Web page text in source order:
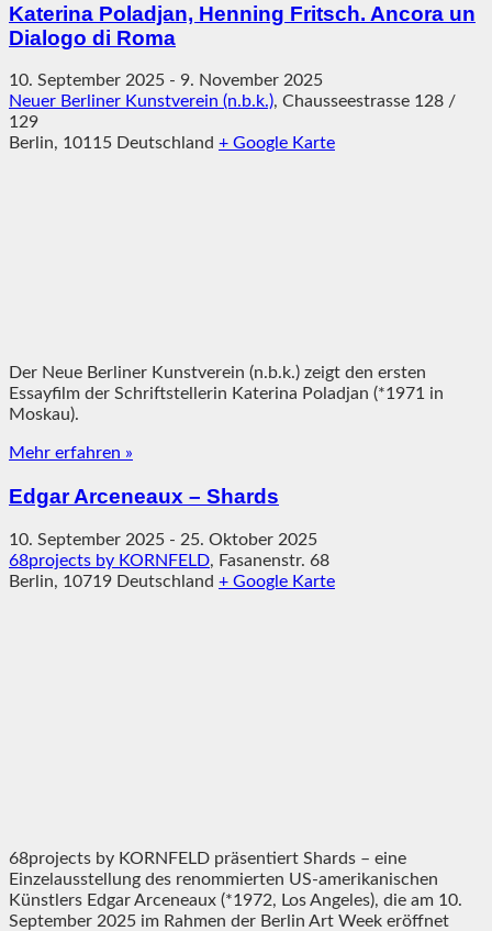
Katerina Poladjan, Henning Fritsch. Ancora un
Dialogo di Roma
10. September 2025 - 9. November 2025
Neuer Berliner Kunstverein (n.b.k.), Chausseestrasse 128 /
129
Berlin, 10115 Deutschland + Google Karte
Der Neue Berliner Kunstverein (n.b.k.) zeigt den ersten
Essayfilm der Schriftstellerin Katerina Poladjan (*1971 in
Moskau).
Mehr erfahren »
Edgar Arceneaux – Shards
10. September 2025 - 25. Oktober 2025
68projects by KORNFELD, Fasanenstr. 68
Berlin, 10719 Deutschland + Google Karte
68projects by KORNFELD präsentiert Shards – eine
Einzelausstellung des renommierten US-amerikanischen
Künstlers Edgar Arceneaux (*1972, Los Angeles), die am 10.
September 2025 im Rahmen der Berlin Art Week eröffnet